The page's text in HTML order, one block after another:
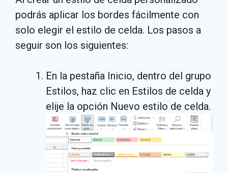
podrás aplicar los bordes fácilmente con
solo elegir el estilo de celda. Los pasos a
seguir son los siguientes:
En la pestaña Inicio, dentro del grupo
Estilos, haz clic en Estilos de celda y
elije la opción Nuevo estilo de celda.